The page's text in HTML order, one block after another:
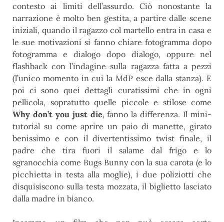
contesto ai limiti dell’assurdo. Ciò nonostante la
narrazione è molto ben gestita, a partire dalle scene
iniziali, quando il ragazzo col martello entra in casa e
le sue motivazioni si fanno chiare fotogramma dopo
fotogramma e dialogo dopo dialogo, oppure nel
flashback con l’indagine sulla ragazza fatta a pezzi
(l’unico momento in cui la MdP esce dalla stanza). E
poi ci sono quei dettagli curatissimi che in ogni
pellicola, sopratutto quelle piccole e stilose come
Why don’t you just die, fanno la differenza. Il mini-
tutorial su come aprire un paio di manette, girato
benissimo e con il divertentissimo twist finale, il
padre che tira fuori il salame dal frigo e lo
sgranocchia come Bugs Bunny con la sua carota (e lo
picchietta in testa alla moglie), i due poliziotti che
disquisiscono sulla testa mozzata, il biglietto lasciato
dalla madre in bianco.